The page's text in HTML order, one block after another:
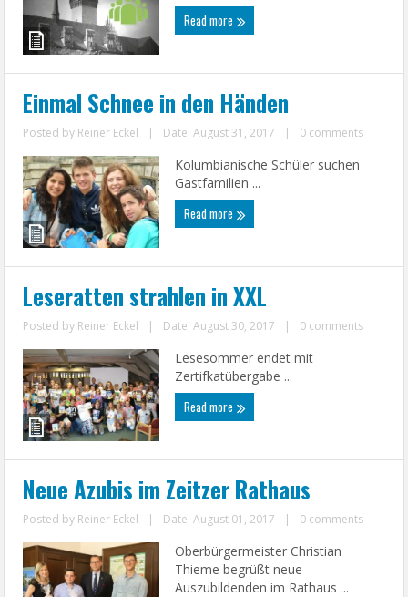
Read more
Einmal Schnee in den Händen
Posted by Reiner Eckel | Date: August 31, 2017 | 0 comments
Kolumbianische Schüler suchen
Gastfamilien ...
Read more
Leseratten strahlen in XXL
Posted by Reiner Eckel | Date: August 30, 2017 | 0 comments
Lesesommer endet mit
Zertifkatübergabe ...
Read more
Neue Azubis im Zeitzer Rathaus
Posted by Reiner Eckel | Date: August 01, 2017 | 0 comments
Oberbürgermeister Christian
Thieme begrüßt neue
Auszubildenden im Rathaus ...